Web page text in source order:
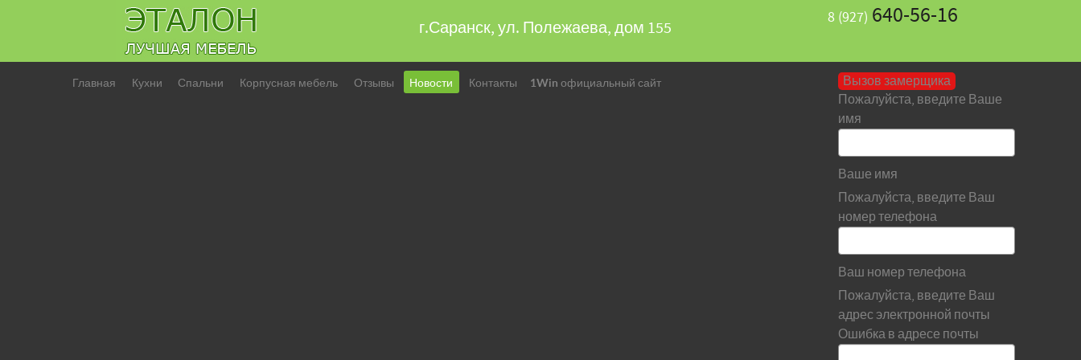
г.Саранск, ул. Полежаева, дом 155
8 (927) 640-56-16
Главная Кухни Спальни Корпусная мебель Отзывы Новости Контакты 1Win официальный сайт
Вызов замерщика
Пожалуйста, введите Ваше
имя
Ваше имя
Пожалуйста, введите Ваш
номер телефона
Ваш номер телефона
Пожалуйста, введите Ваш
адрес электронной почты
Ошибка в адресе почты